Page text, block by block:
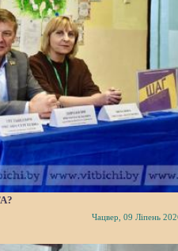
Чацвер, 09 Ліпень